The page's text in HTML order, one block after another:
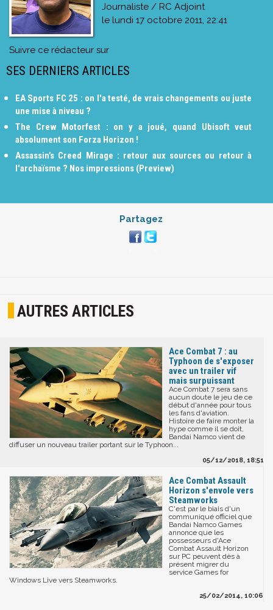
Journaliste / RC Adjoint
le lundi 17 octobre 2011, 22:41
Suivre ce rédacteur sur
SES DERNIERS ARTICLES
EA Sports FC 25 : on l'a testé, de vrais changements ou juste
une mise à niveau ?
The Crew Motorfest : on y a joué, quand Ubisoft veut
absolument son Forza Horizon !
Assassin’s Creed Mirage : retour aux sources ou retour à
l'archaïsme ? Nos impressions (Preview)
Partagez
AUTRES ARTICLES
Ace Combat 7 : au
Typhoon de s'exposer
avec un trailer vif
mais surpuissant
Ace Combat 7 sera sans
aucun doute le jeu de ce
début d'année pour tous
les fans d'aviation.
Histoire de faire monter la
hype comme il se doit,
Bandai Namco vient de
diffuser un nouveau trailer portant sur le Typhoon...
05/12/2018, 18:51
Ace Combat Assault
Horizon s'envole vers
Steamworks
C'est par le biais d'un
communiqué officiel que
Bandai Namco Games
annonce que les
possesseurs d'Ace
Combat Assault Horizon
sur PC peuvent dès à
présent migrer du
service Games for
Windows Live vers Steamworks.
25/02/2014, 10:06